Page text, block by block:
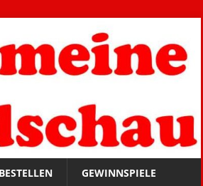
GEWINNSPIELE